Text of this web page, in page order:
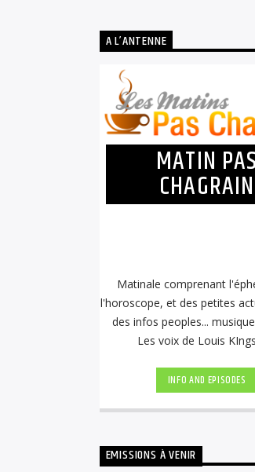
A L’ANTENNE
MATIN PAS
CHAGRAIN
Matinale comprenant
l'horoscope, et des petites
des infos peoples...
Les voix de Louis
INFO AND EPISODES
EMISSIONS À VENIR